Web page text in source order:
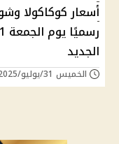
أسعار كوكاكولا
الجديد
الخميس 31/يوليو/2025 - 09:57 م